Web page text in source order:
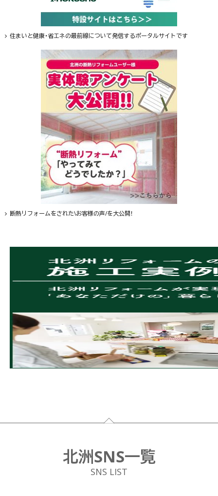
住まいと健康・省エネの最前線について発信するポータルサイトです
断熱リフォームをされた\お客様の声/を大公開！
フッター
北洲SNS一覧
SNS LIST